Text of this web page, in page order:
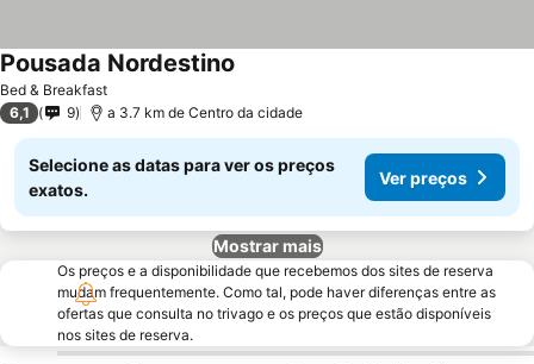
Bed & Breakfast
Pousada Nordestino
6,1 9 a 3.7 km de Centro da cidade
Selecione as datas para ver os preços
exatos.
Ver preços
Mostrar mais
Os preços e a disponibilidade que recebemos dos sites de reserva
mudam frequentemente. Como tal, pode haver diferenças entre as
ofertas que consulta no trivago e os preços que estão disponíveis
nos sites de reserva.